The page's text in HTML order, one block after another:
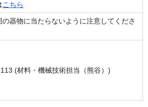
こちら
の器物に当たらないように注意してくださ
(材料・機械技術担当（熊谷）)